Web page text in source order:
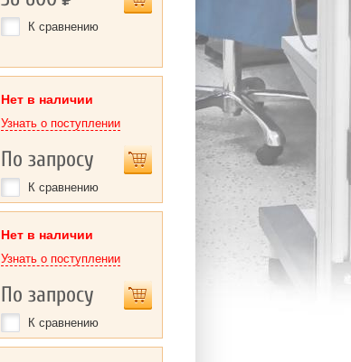
К сравнению
Нет в наличии
Узнать о поступлении
По запросу
К сравнению
Нет в наличии
Узнать о поступлении
По запросу
К сравнению